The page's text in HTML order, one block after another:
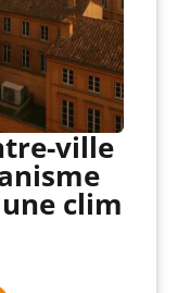
ville
clim